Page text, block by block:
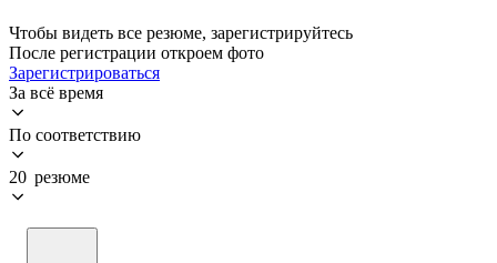
Чтобы видеть все резюме, зарегистрируйтесь
После регистрации откроем фото
Зарегистрироваться
За всё время
По соответствию
20 резюме